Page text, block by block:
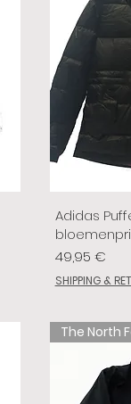
Adidas
Prix
49,95 €
SHIPPING &
The North